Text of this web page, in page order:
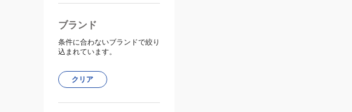
ブランド
条件に合わないブランドで絞り
込まれています。
クリア